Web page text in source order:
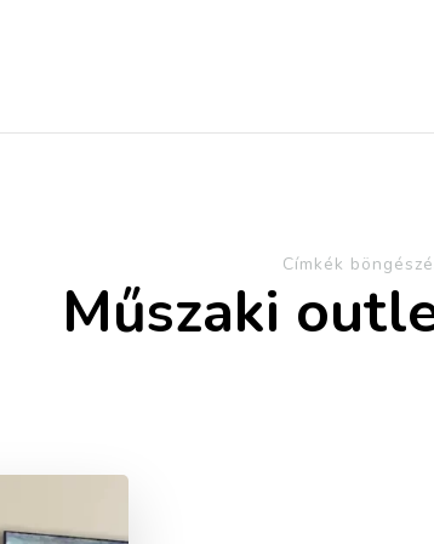
Címkék
Műszaki